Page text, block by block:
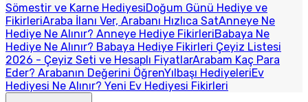
Sömestir ve Karne HediyesiDoğum Günü Hediye ve
FikirleriAraba İlanı Ver, Arabanı Hızlıca SatAnneye Ne
Hediye Ne Alınır? Anneye Hediye FikirleriBabaya Ne
Hediye Ne Alınır? Babaya Hediye Fikirleri Çeyiz Listesi
2026 - Çeyiz Seti ve Hesaplı FiyatlarArabam Kaç Para
Eder? Arabanın Değerini ÖğrenYılbaşı HediyeleriEv
Hediyesi Ne Alınır? Yeni Ev Hediyesi Fikirleri